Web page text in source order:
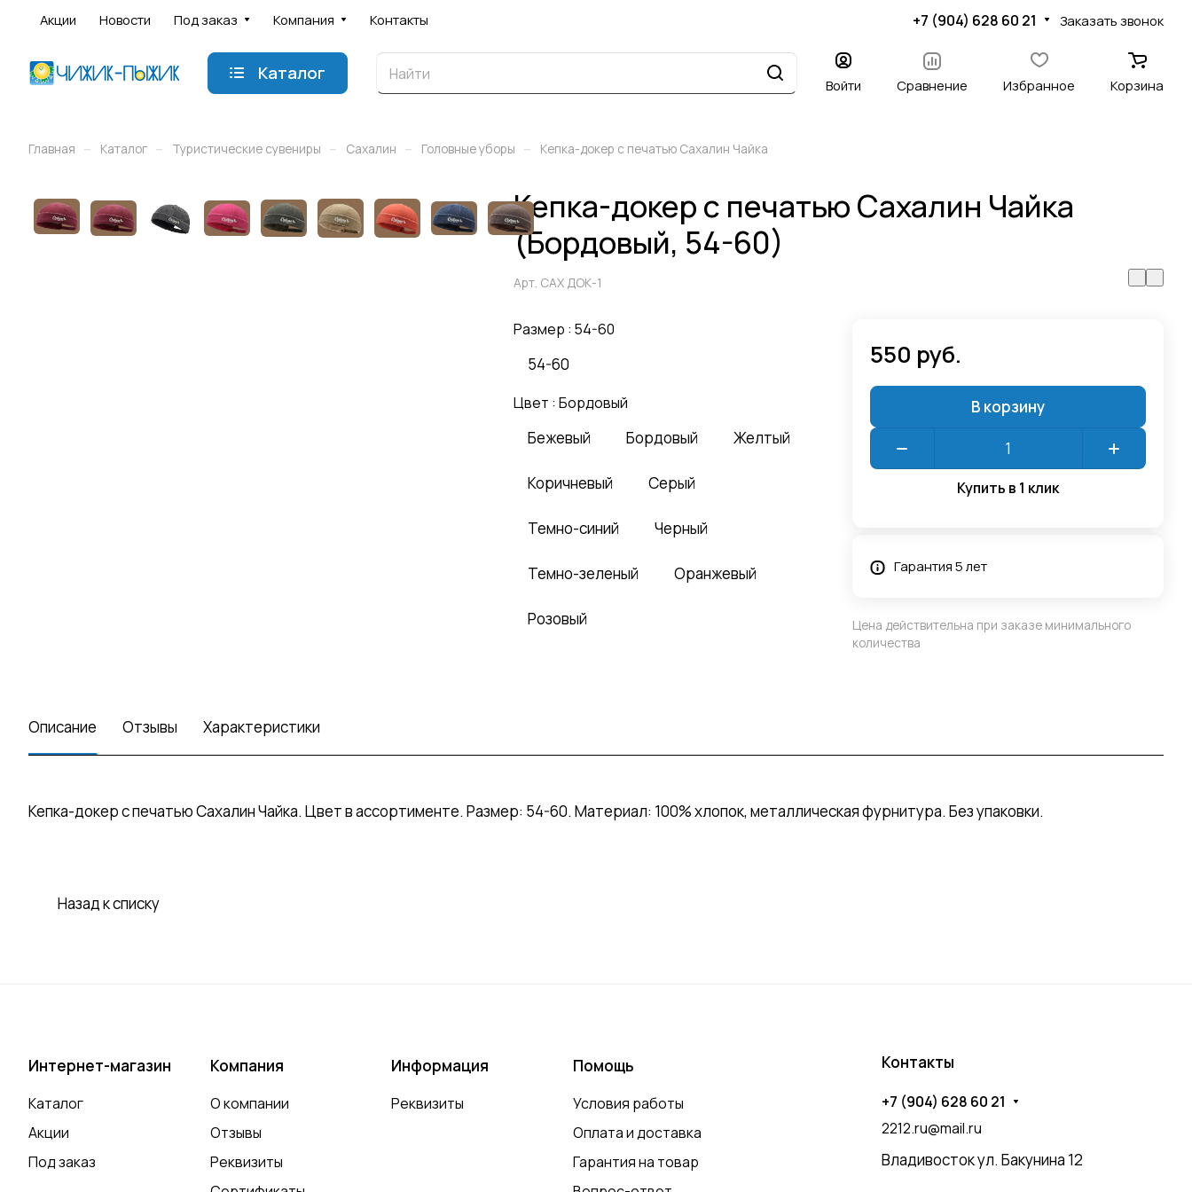
Акции Новости Под заказ Компания Контакты +7 (904) 628 60 21 Заказать звонок
Каталог
Войти Сравнение Избранное Корзина
Главная – Каталог – Туристические сувениры – Сахалин – Головные уборы – Кепка-докер с печатью Сахалин Чайка
Кепка-докер с печатью Сахалин Чайка
(Бордовый, 54-60)
Арт. САХ ДОК-1
Размер : 54-60
54-60
Цвет : Бордовый
Бежевый Бордовый Желтый
Коричневый Серый
Темно-синий Черный
Темно-зеленый Оранжевый
Розовый
550 руб.
В корзину
Купить в 1 клик
Гарантия 5 лет
Цена действительна при заказе минимального
количества
Описание Отзывы Характеристики
Кепка-докер с печатью Сахалин Чайка. Цвет в ассортименте. Размер: 54-60. Материал: 100% хлопок, металлическая фурнитура. Без упаковки.
Назад к списку
Интернет-магазин
Каталог
Акции
Под заказ
Компания
О компании
Отзывы
Реквизиты
Информация
Реквизиты
Помощь
Условия работы
Оплата и доставка
Гарантия на товар
Контакты
+7 (904) 628 60 21
2212.ru@mail.ru
Владивосток ул. Бакунина 12